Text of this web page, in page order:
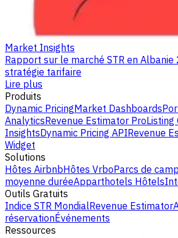
Market Insights
Rapport sur le marché STR en
stratégie tarifaire
Lire plus
Produits
Dynamic PricingMarket Dashboards
AnalyticsRevenue Estimator ProListing
InsightsDynamic Pricing APIRevenue
Widget
Solutions
Hôtes AirbnbHôtes VrboParcs de
moyenne duréeApparthotels Hôtels
Outils Gratuits
Indice STR MondialRevenue Estimator
réservationÉvénements
Ressources